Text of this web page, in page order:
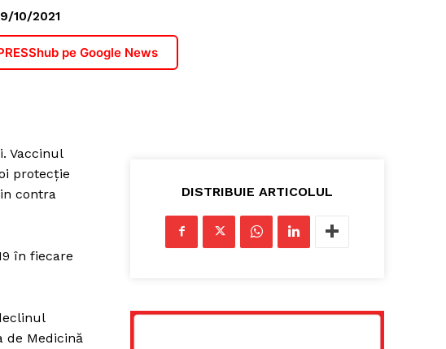
10/2021
pe Google News
Vaccinul
protecție
contra
în fiecare
Medicină
DISTRIBUIE ARTICOLUL